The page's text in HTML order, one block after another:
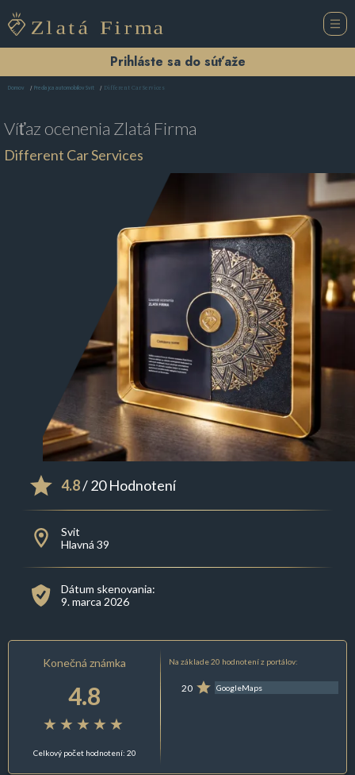
Prihláste sa do súťaže
Domov Predajca automobilov Svit Different Car Services
Víťaz ocenenia Zlatá Firma
Different Car Services
4.8/ 20 Hodnotení
Svit
Hlavná 39
Dátum skenovania:
9. marca 2026
Konečná známka
4.8
Celkový počet hodnotení: 20
Na základe 20 hodnotení z portálov:
20 GoogleMaps